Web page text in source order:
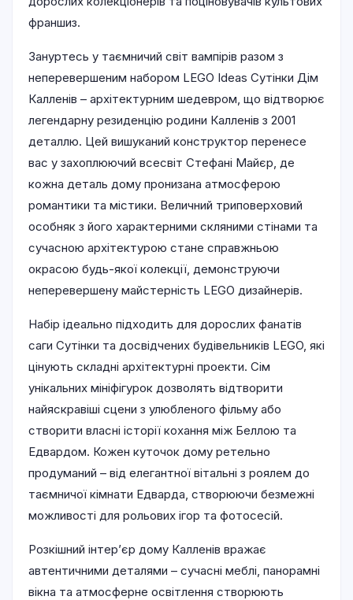
франшиз.
Зануртесь у таємничий світ вампірів разом з
неперевершеним набором LEGO Ideas Сутінки Дім
Калленів – архітектурним шедевром, що відтворює
легендарну резиденцію родини Калленів з 2001
деталлю. Цей вишуканий конструктор перенесе
вас у захоплюючий всесвіт Стефані Майєр, де
кожна деталь дому пронизана атмосферою
романтики та містики. Величний триповерховий
особняк з його характерними скляними стінами та
сучасною архітектурою стане справжньою
окрасою будь-якої колекції, демонструючи
неперевершену майстерність LEGO дизайнерів.
Набір ідеально підходить для дорослих фанатів
саги Сутінки та досвідчених будівельників LEGO, які
цінують складні архітектурні проекти. Сім
унікальних мініфігурок дозволять відтворити
найяскравіші сцени з улюбленого фільму або
створити власні історії кохання між Беллою та
Едвардом. Кожен куточок дому ретельно
продуманий – від елегантної вітальні з роялем до
таємничої кімнати Едварда, створюючи безмежні
можливості для рольових ігор та фотосесій.
Розкішний інтер’єр дому Калленів вражає
автентичними деталями – сучасні меблі, панорамні
вікна та атмосферне освітлення створюють